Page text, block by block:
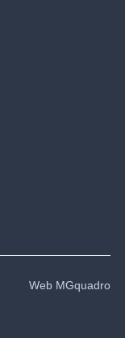
Web MGquadro